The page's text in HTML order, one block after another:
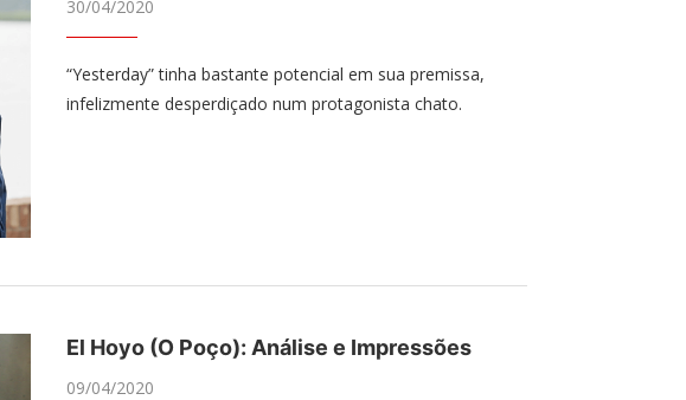
30/04/2020
“Yesterday” tinha bastante potencial em sua premissa,
infelizmente desperdiçado num protagonista chato.
El Hoyo (O Poço): Análise e Impressões
09/04/2020